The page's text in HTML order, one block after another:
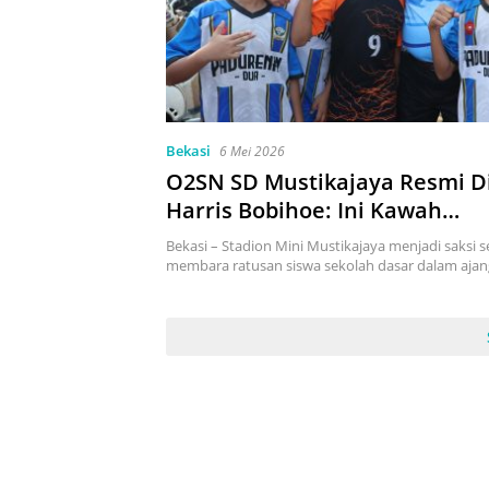
Bekasi 6 Mei 2026
O2SN SD Mustikajaya Resmi
Harris Bobihoe: Ini Kawah
Candradimuka Menuju
2045
Bekasi – Stadion Mini Mustikajaya menjadi saksi
membara ratusan siswa sekolah dasar dalam